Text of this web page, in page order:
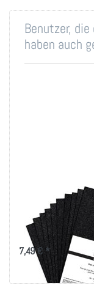
Benutzer,
haben auch
Spellbinders
Die Cutting
Foam
7,49 € *